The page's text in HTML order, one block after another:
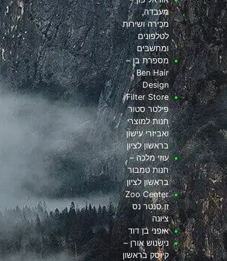
מעבדה,
מכירה ושירות
לטלפונים
ומחשבים
מספרת בן –
Ben Hair
Design
Filter Store
פילטר סטור
חנות למוצרי
ואביזרי עישון
בראשון לציון
עוזי מלכה –
חנות טמבור
בראשון לציון
Zoo Center
זו סנטר נס
ציונה
אופני בן דוד
נישנוש אורן –
קיוסק בראשון